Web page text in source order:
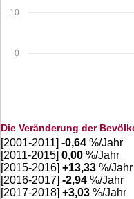
0
10
Die Veränderung der
[2001-2011] -0,64 %/Jahr
[2011-2015] 0,00 %/Jahr
[2015-2016] +13,33 %/Jahr
[2016-2017] -2,94 %/Jahr
[2017-2018] +3,03 %/Jahr